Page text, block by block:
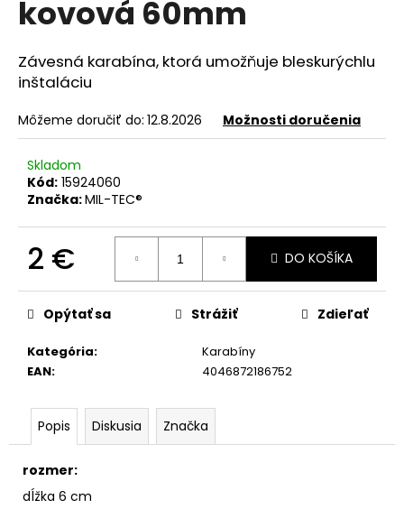
kovová 60mm
Závesná karabína, ktorá umožňuje bleskurýchlu
inštaláciu
Môžeme doručiť do: 12.8.2026 Možnosti doručenia
Skladom
Kód: 15924060
Značka:MIL-TEC®
2 €
cena:
DO KOŠÍKA
Kategória:
Karabíny
EAN: 4046872186752
Opýtať sa Strážiť Zdieľať
Popis Diskusia Značka
rozmer:
dĺžka 6 cm
á
s
ť
?
O
d
o
m
e